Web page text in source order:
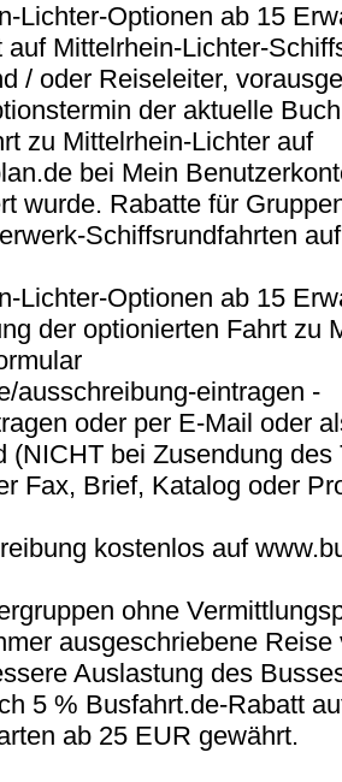
Lichter-Optionen ab 15
auf Mittelrhein-Lichter-
/ oder Reiseleiter,
der aktuelle
zu Mittelrhein-Lichter auf
bei Mein
wurde. Rabatte für
Schiffsrundfahrten
Lichter-Optionen ab 15
der optionierten Fahrt zu
ausschreibung-eintragen -
oder per E-Mail oder
(NICHT bei Zusendung des
Fax, Brief, Katalog oder
kostenlos auf
ohne
ausgeschriebene Reise
Auslastung des
5 % Busfahrt.de-Rabatt
ab 25 EUR gewährt.